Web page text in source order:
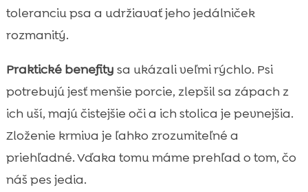
toleranciu psa a udržiavať jeho jedálniček
rozmanitý.
Praktické benefity sa ukázali veľmi rýchlo. Psi
potrebujú jesť menšie porcie, zlepšil sa zápach z
ich uší, majú čistejšie oči a ich stolica je pevnejšia.
Zloženie krmiva je ľahko zrozumiteľné a
priehľadné. Vďaka tomu máme prehľad o tom, čo
náš pes jedia.